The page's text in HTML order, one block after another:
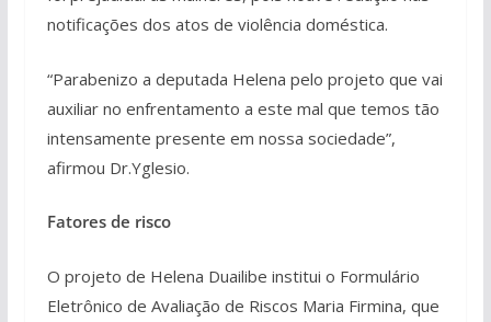
notificações dos atos de violência doméstica.
“Parabenizo a deputada Helena pelo projeto que vai
auxiliar no enfrentamento a este mal que temos tão
intensamente presente em nossa sociedade”,
afirmou Dr.Yglesio.
Fatores de risco
O projeto de Helena Duailibe institui o Formulário
Eletrônico de Avaliação de Riscos Maria Firmina, que